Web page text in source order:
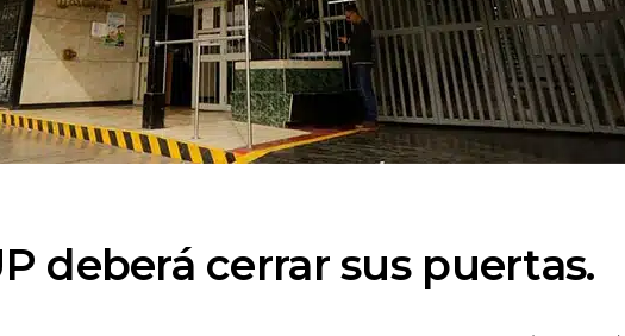
deberá cerrar sus puertas.